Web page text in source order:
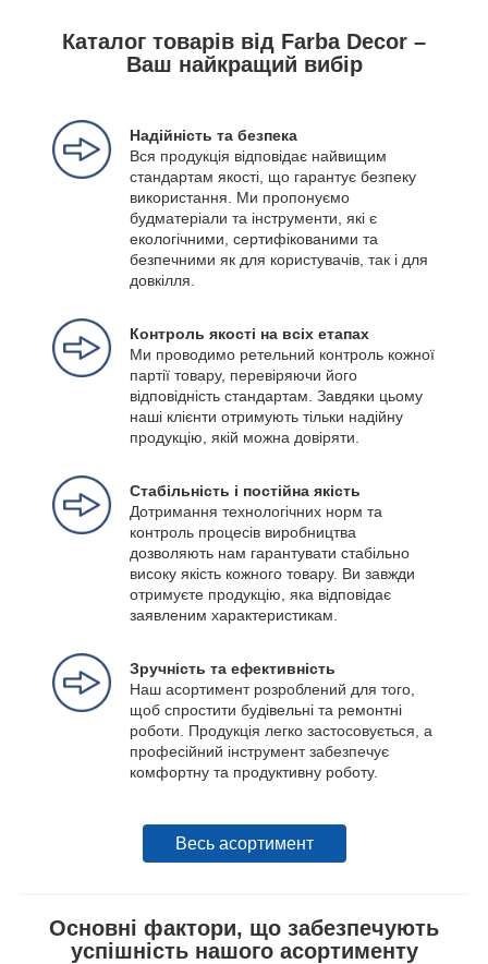
Каталог товарів від Farba Decor –
Ваш найкращий вибір
Надійність та безпека
Вся продукція відповідає найвищим
стандартам якості, що гарантує безпеку
використання. Ми пропонуємо
будматеріали та інструменти, які є
екологічними, сертифікованими та
безпечними як для користувачів, так і для
довкілля.
Контроль якості на всіх етапах
Ми проводимо ретельний контроль кожної
партії товару, перевіряючи його
відповідність стандартам. Завдяки цьому
наші клієнти отримують тільки надійну
продукцію, якій можна довіряти.
Стабільність і постійна якість
Дотримання технологічних норм та
контроль процесів виробництва
дозволяють нам гарантувати стабільно
високу якість кожного товару. Ви завжди
отримуєте продукцію, яка відповідає
заявленим характеристикам.
Зручність та ефективність
Наш асортимент розроблений для того,
щоб спростити будівельні та ремонтні
роботи. Продукція легко застосовується, а
професійний інструмент забезпечує
комфортну та продуктивну роботу.
Весь асортимент
Основні фактори, що забезпечують
успішність нашого асортименту